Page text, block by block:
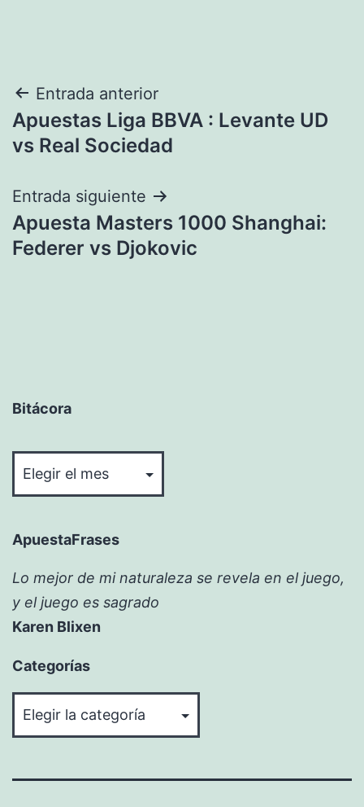
Navegación
de
Entrada anterior
Apuestas Liga BBVA : Levante UD
vs Real Sociedad
Entrada siguiente
Apuesta Masters 1000 Shanghai:
Federer vs Djokovic
Bitácora
ApuestaFrases
Lo mejor de mi naturaleza se revela en el juego,
y el juego es sagrado
Karen Blixen
Categorías